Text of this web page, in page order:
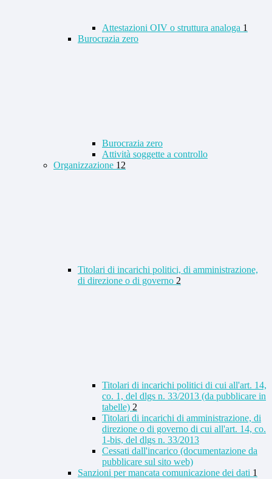
Attestazioni OIV o struttura analoga 1
Burocrazia zero
Burocrazia zero
Attività soggette a controllo
Organizzazione 12
Titolari di incarichi politici, di amministrazione,
di direzione o di governo 2
Titolari di incarichi politici di cui all'art. 14,
co. 1, del dlgs n. 33/2013 (da pubblicare in
tabelle) 2
Titolari di incarichi di amministrazione, di
direzione o di governo di cui all'art. 14, co.
1-bis, del dlgs n. 33/2013
Cessati dall'incarico (documentazione da
pubblicare sul sito web)
Sanzioni per mancata comunicazione dei dati 1